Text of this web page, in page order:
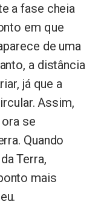
a fase cheia
em que
de uma
a distância
já que a
Assim,
se
Quando
Terra,
mais